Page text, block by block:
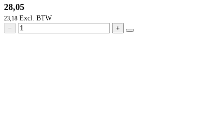
28,05
23,18
− +